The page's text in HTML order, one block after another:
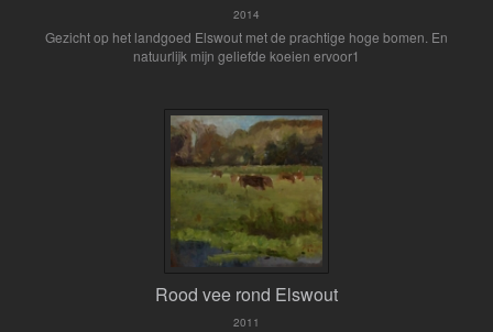
2014
Gezicht op het landgoed Elswout met de prachtige hoge bomen. En
natuurlijk mijn geliefde koeien ervoor1
Rood vee rond Elswout
2011